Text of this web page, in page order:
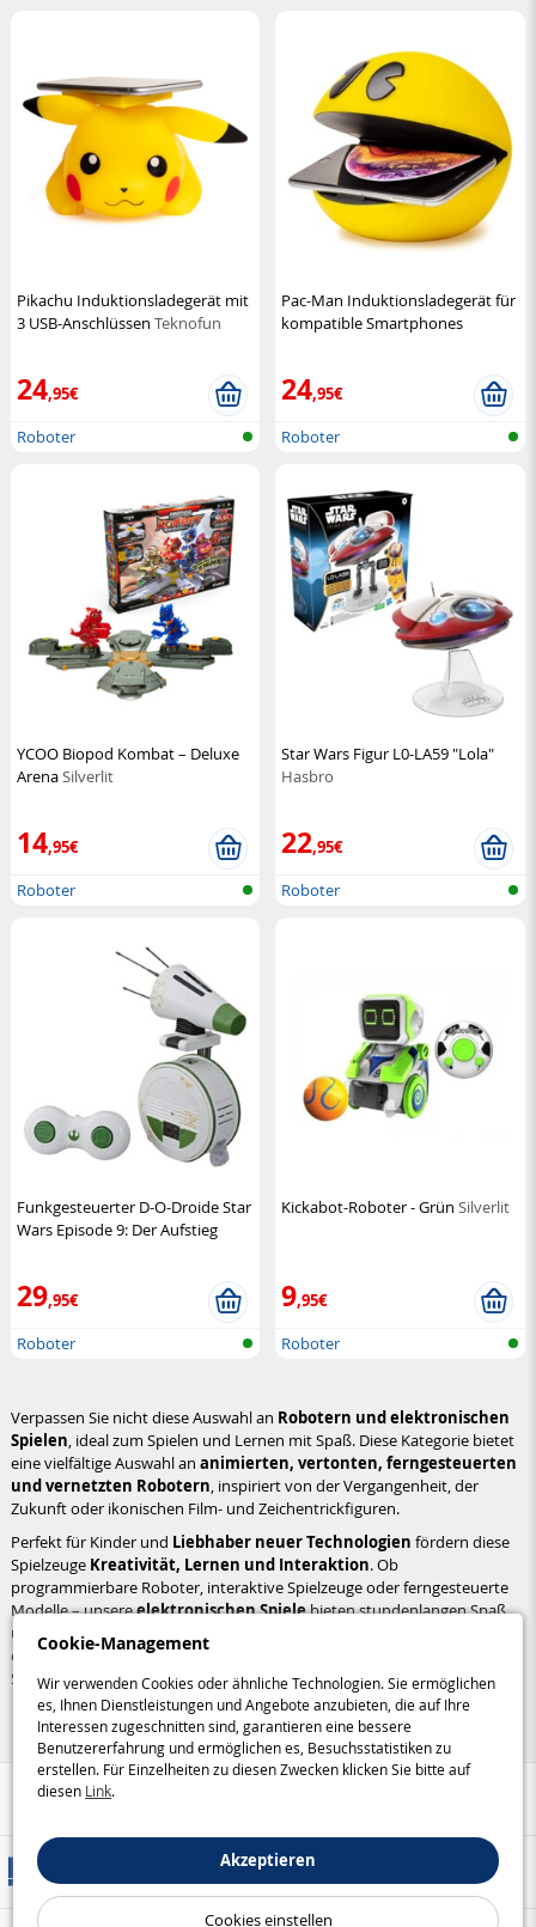
Cookie-Management
Wir verwenden Cookies oder ähnliche Technologien. Sie ermöglichen
es, Ihnen Dienstleistungen und Angebote anzubieten, die auf Ihre
Interessen zugeschnitten sind, garantieren eine bessere
Benutzererfahrung und ermöglichen es, Besuchsstatistiken zu
erstellen. Für Einzelheiten zu diesen Zwecken klicken Sie bitte auf
diesen Link.
Akzeptieren
Cookies einstellen
Pikachu Induktionsladegerät mit
3 USB-Anschlüssen Teknofun
24,95€
Roboter
Pac-Man Induktionsladegerät für
kompatible Smartphones
24,95€
Roboter
YCOO Biopod Kombat – Deluxe
ArenaSilverlit
14,95€
Roboter
Star Wars Figur L0-LA59 "Lola"
Hasbro
22,95€
Roboter
Funkgesteuerter D-O-Droide Star
Wars Episode 9: Der Aufstieg
29,95€
Roboter
Kickabot-Roboter - GrünSilverlit
9,95€
Roboter
Verpassen Sie nicht diese Auswahl an Robotern und elektronischen
Spielen , ideal zum Spielen und Lernen mit Spaß. Diese Kategorie bietet
eine vielfältige Auswahl an animierten, vertonten, ferngesteuerten
und vernetzten Robotern , inspiriert von der Vergangenheit, der
Zukunft oder ikonischen Film- und Zeichentrickfiguren.
Perfekt für Kinder und Liebhaber neuer Technologien fördern diese
Spielzeuge Kreativität, Lernen und Interaktion. Ob
programmierbare Roboter, interaktive Spielzeuge oder ferngesteuerte
Modelle – unsereelektronischen Spielebieten stundenlangen Spaß
und unterstützen gleichzeitig die kognitiven Fähigkeiten und Neugier
der Kinder. Tauchen Sie ein in eine Welt innovativer Technologien mit
Spielzeugen, dieVergnügen und Lernenvereinen.
Hilfe / Kontakt